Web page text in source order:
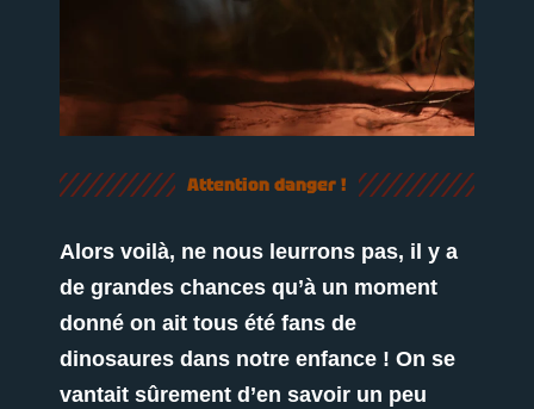
Attention danger !
Alors voilà, ne nous leurrons pas, il y a
de grandes chances qu’à un moment
donné on ait tous été fans de
dinosaures dans notre enfance ! On se
vantait sûrement d’en savoir un peu